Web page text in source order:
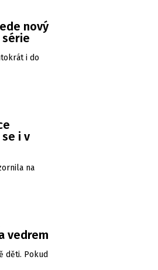
nový
i do
i v
na
vedrem
děti. Pokud